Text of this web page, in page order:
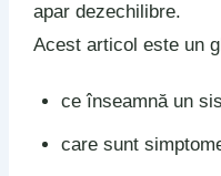
apar dezechilibre.
Acest articol este un
ce înseamnă un
care sunt